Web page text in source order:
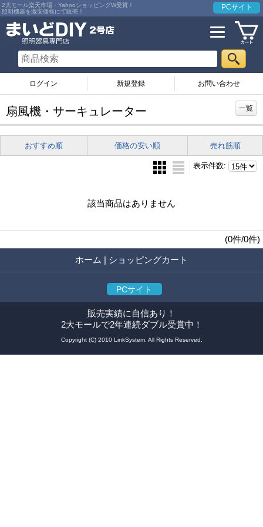
2大モール楽天市場・YahooショッピングW受賞！
照明機器を激安価格にて販売！
PCサイト
ログイン お問い合わせ
扇風機・サーキュレーター 一覧
おすすめ順 価格の安い順 売れ筋順
表示件数:
該当商品はありません
(0件/0件)
ホーム | ショッピングカート
PCサイト
販売実績に自信あり！
2大モールで2年連続ダブル受賞中！
Copyright (C) 2010 LinkSystem. All Rights Reserved.